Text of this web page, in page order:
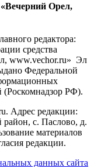
«Вечерний Орел,
редактора:
средства
www.vechor.ru» Эл
Федеральной
(Роскомнадзор РФ).
Адрес редакции:
район, с. Паслово, д.
материалов
редакции.
данных сайта